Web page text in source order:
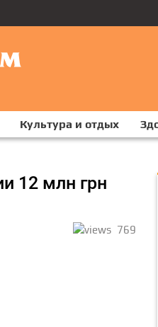
Культура и отдых
12 млн грн
769